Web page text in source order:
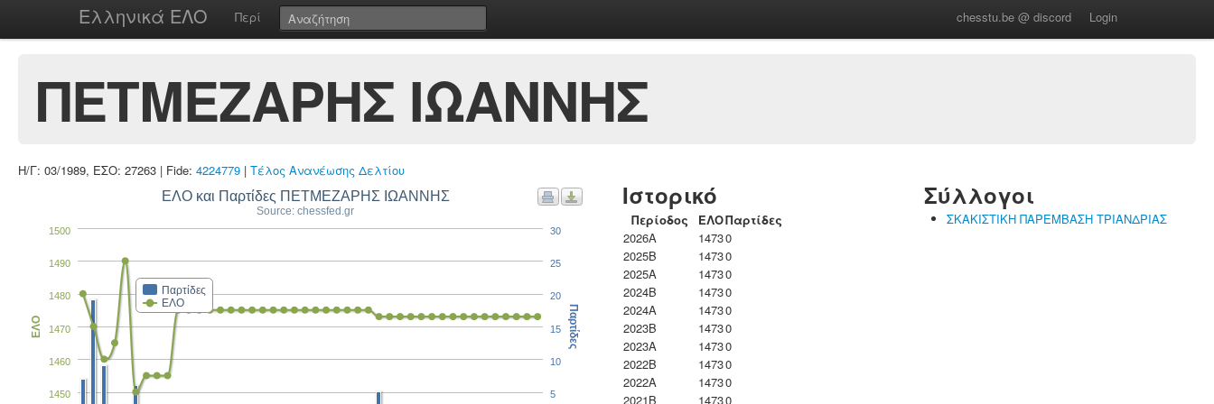
Ελληνικά ΕΛΟ Περί chesstu.be @ discord Login
ΠΕΤΜΕΖΑΡΗΣ ΙΩΑΝΝΗΣ
Η/Γ: 03/1989, ΕΣΟ: 27263 | Fide: 4224779 | Τέλος Ανανέωσης Δελτίου
ΕΛΟ και Παρτίδες ΠΕΤΜΕΖΑΡΗΣ ΙΩΑΝΝΗΣ
Source: chessfed.gr
Παρτίδες
ΕΛΟ
1450
1460
1470
1480
1490
1500
ΕΛΟ
5
10
15
20
25
30
Παρτίδες
Ιστορικό
Περίοδος ΕΛΟΠαρτίδες
2026A
14730
2025B
14730
2025A
14730
2024B
14730
2024A
14730
2023B
14730
2023Α
14730
2022B
14730
2022A
14730
2021B
14730
Σύλλογοι
ΣΚΑΚΙΣΤΙΚΗ ΠΑΡΕΜΒΑΣΗ ΤΡΙΑΝΔΡΙΑΣ